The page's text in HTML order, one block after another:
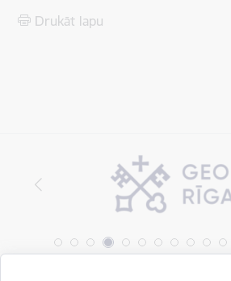
Drukāt lapu